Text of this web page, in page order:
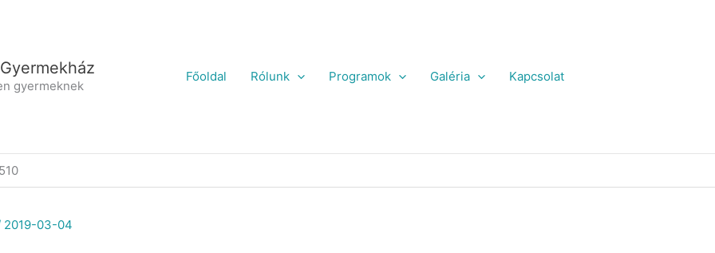
gyermeknek
Főoldal Rólunk Programok Galéria Kapcsolat
2019-03-04